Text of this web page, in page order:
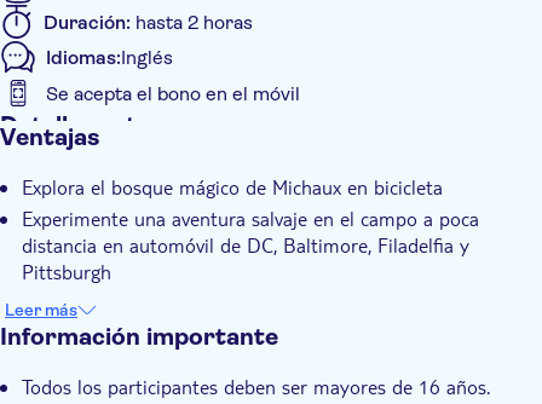
Duración: hasta 2 horas
Idiomas:Inglés
Se acepta el bono en el móvil
Detalles extra
Ventajas
Explora el bosque mágico de Michaux en bicicleta
Experimente una aventura salvaje en el campo a poca
distancia en automóvil de DC, Baltimore, Filadelfia y
Pittsburgh
Pasea por paisajes encantadores y monumentos históricos.
Leer más
Información importante
Todos los participantes deben ser mayores de 16 años.